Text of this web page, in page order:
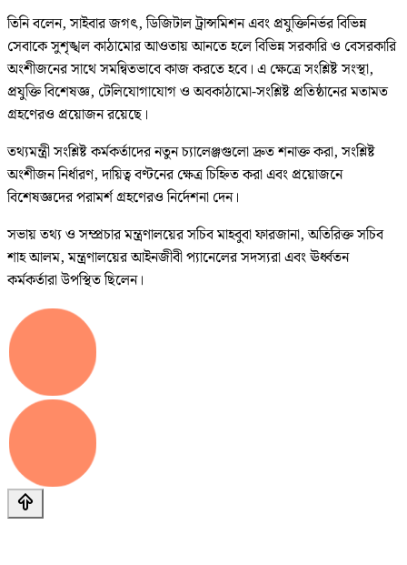
তিনি বলেন, সাইবার জগৎ, ডিজিটাল ট্রান্সমিশন এবং প্রযুক্তিনির্ভর বিভিন্ন
সেবাকে সুশৃঙ্খল কাঠামোর আওতায় আনতে হলে বিভিন্ন সরকারি ও বেসরকারি
অংশীজনের সাথে সমন্বিতভাবে কাজ করতে হবে। এ ক্ষেত্রে সংশ্লিষ্ট সংস্থা,
প্রযুক্তি বিশেষজ্ঞ, টেলিযোগাযোগ ও অবকাঠামো-সংশ্লিষ্ট প্রতিষ্ঠানের মতামত
গ্রহণেরও প্রয়োজন রয়েছে।
তথ্যমন্ত্রী সংশ্লিষ্ট কর্মকর্তাদের নতুন চ্যালেঞ্জগুলো দ্রুত শনাক্ত করা, সংশ্লিষ্ট
অংশীজন নির্ধারণ, দায়িত্ব বণ্টনের ক্ষেত্র চিহ্নিত করা এবং প্রয়োজনে
বিশেষজ্ঞদের পরামর্শ গ্রহণেরও নির্দেশনা দেন।
সভায় তথ্য ও সম্প্রচার মন্ত্রণালয়ের সচিব মাহবুবা ফারজানা, অতিরিক্ত সচিব
শাহ আলম, মন্ত্রণালয়ের আইনজীবী প্যানেলের সদস্যরা এবং ঊর্ধ্বতন
কর্মকর্তারা উপস্থিত ছিলেন।